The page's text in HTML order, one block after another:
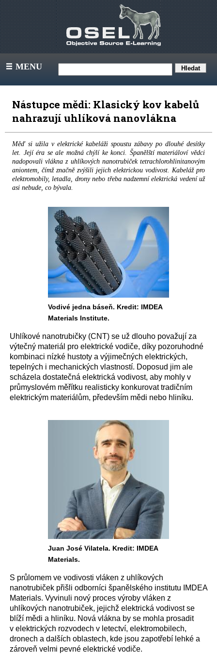
III MENU
Nástupce mědi: Klasický kov kabelů
nahrazují uhlíková nanovlákna
Měď si užila v elektrické kabeláži spoustu zábavy po dlouhé desítky
let. Její éra se ale možná chýlí ke konci. Španělští materiáloví vědci
nadopovali vlákna z uhlíkových nanotrubiček tetrachlorohlinitanovým
aniontem, čímž značně zvýšili jejich elektrickou vodivost. Kabeláž pro
elektromobily, letadla, drony nebo třeba nadzemní elektrická vedení už
asi nebude, co bývala.
Vodivé jedna báseň. Kredit: IMDEA
Materials Institute.
Uhlíkové nanotrubičky (CNT) se už dlouho považují za
výtečný materiál pro elektrické vodiče, díky pozoruhodné
kombinaci nízké hustoty a výjimečných elektrických,
tepelných i mechanických vlastností. Doposud jim ale
scházela dostatečná elektrická vodivost, aby mohly v
průmyslovém měřítku realisticky konkurovat tradičním
elektrickým materiálům, především mědi nebo hliníku.
Juan José Vilatela. Kredit: IMDEA
Materials.
S průlomem ve vodivosti vláken z uhlíkových
nanotrubiček přišli odborníci španělského institutu IMDEA
Materials. Vyvinuli nový proces výroby vláken z
uhlíkových nanotrubiček, jejichž elektrická vodivost se
blíží mědi a hliníku. Nová vlákna by se mohla prosadit
v elektrických rozvodech v letectví, elektromobilech,
dronech a dalších oblastech, kde jsou zapotřebí lehké a
zároveň velmi pevné elektrické vodiče.